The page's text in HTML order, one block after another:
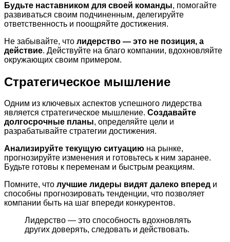
Будьте наставником для своей команды, помогайте
развиваться своим подчиненным, делегируйте
ответственность и поощряйте достижения.
Не забывайте, что лидерство — это не позиция, а
действие. Действуйте на благо компании, вдохновляйте
окружающих своим примером.
Стратегическое мышление
Одним из ключевых аспектов успешного лидерства
является стратегическое мышление. Создавайте
долгосрочные планы, определяйте цели и
разрабатывайте стратегии достижения.
Анализируйте текущую ситуацию на рынке,
прогнозируйте изменения и готовьтесь к ним заранее.
Будьте готовы к переменам и быстрым реакциям.
Помните, что лучшие лидеры видят далеко вперед и
способны прогнозировать тенденции, что позволяет
компании быть на шаг впереди конкурентов.
Лидерство — это способность вдохновлять
других доверять, следовать и действовать.